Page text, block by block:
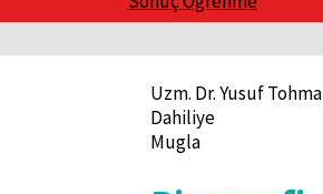
Uzm. Dr. Yusuf Tohma
Dahiliye
Mugla